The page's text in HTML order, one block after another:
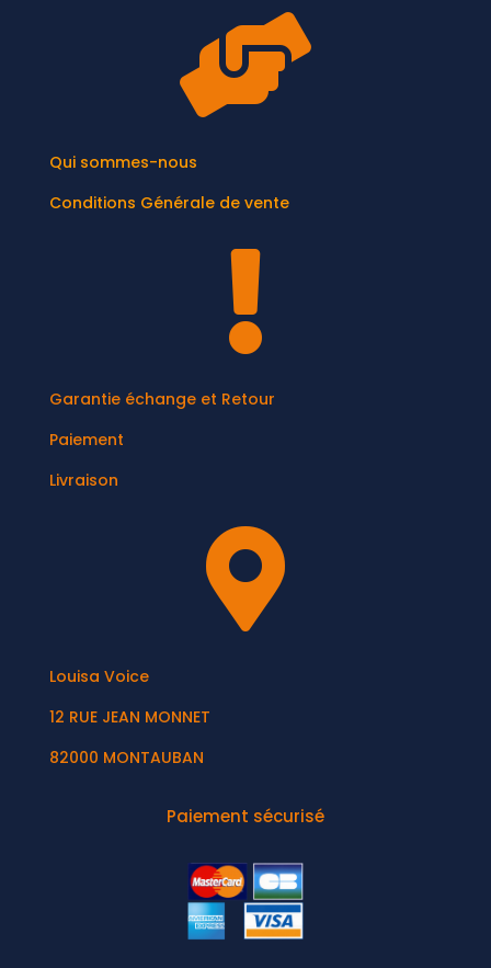

Qui sommes-nous
Conditions Générale de vente

Garantie échange et Retour
Paiement
Livraison

Louisa Voice
12 RUE JEAN MONNET
82000 MONTAUBAN
Paiement sécurisé